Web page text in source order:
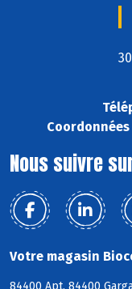
Coordonnées
Nous suivre
Votre magasin
84400 Apt, 84400